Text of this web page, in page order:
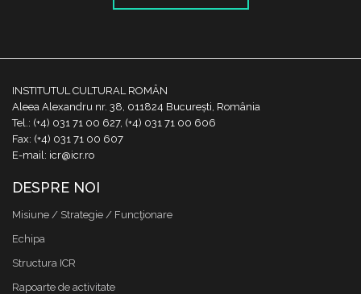
INSTITUTUL CULTURAL ROMÂN
Aleea Alexandru nr. 38, 011824 București, România
Tel.: (+4) 031 71 00 627, (+4) 031 71 00 606
Fax: (+4) 031 71 00 607
E-mail: icr@icr.ro
DESPRE NOI
Misiune / Strategie / Funcţionare
Echipa
Structura ICR
Rapoarte de activitate